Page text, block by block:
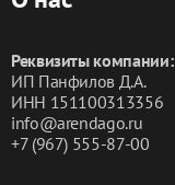
Реквизиты компании:
ИП Панфилов Д.А.
ИНН 151100313356
info@arendago.ru
+7 (967) 555-87-00